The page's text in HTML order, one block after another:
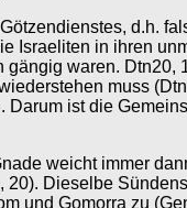
d.h.
Israeliten in ihren
waren. Dtn20,
muss
ist die
weicht immer
Dieselbe
und Gomorra zu